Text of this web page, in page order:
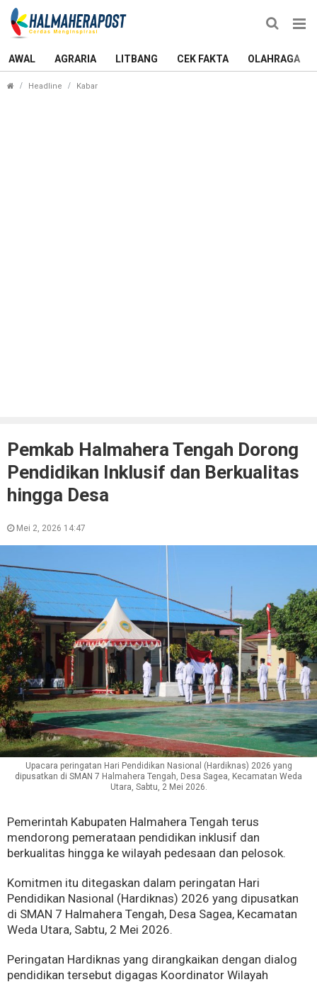
AWAL AGRARIA LITBANG CEK FAKTA OLAHRAGA
Headline Kabar
Pemkab Halmahera Tengah Dorong
Pendidikan Inklusif dan Berkualitas
hingga Desa
Mei 2, 2026 14:47
Upacara peringatan Hari Pendidikan Nasional (Hardiknas) 2026 yang
dipusatkan di SMAN 7 Halmahera Tengah, Desa Sagea, Kecamatan Weda
Utara, Sabtu, 2 Mei 2026.
Pemerintah Kabupaten Halmahera Tengah terus
mendorong pemerataan pendidikan inklusif dan
berkualitas hingga ke wilayah pedesaan dan pelosok.
Komitmen itu ditegaskan dalam peringatan Hari
Pendidikan Nasional (Hardiknas) 2026 yang dipusatkan
di SMAN 7 Halmahera Tengah, Desa Sagea, Kecamatan
Weda Utara, Sabtu, 2 Mei 2026.
Peringatan Hardiknas yang dirangkaikan dengan dialog
pendidikan tersebut digagas Koordinator Wilayah